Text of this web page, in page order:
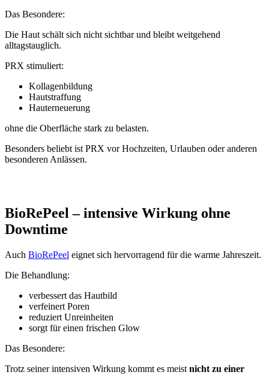
Das Besondere:
Die Haut schält sich nicht sichtbar und bleibt weitgehend
alltagstauglich.
PRX stimuliert:
Kollagenbildung
Hautstraffung
Hauterneuerung
ohne die Oberfläche stark zu belasten.
Besonders beliebt ist PRX vor Hochzeiten, Urlauben oder anderen
besonderen Anlässen.
BioRePeel – intensive Wirkung ohne
Downtime
Auch BioRePeel eignet sich hervorragend für die warme Jahreszeit.
Die Behandlung:
verbessert das Hautbild
verfeinert Poren
reduziert Unreinheiten
sorgt für einen frischen Glow
Das Besondere:
Trotz seiner intensiven Wirkung kommt es meist nicht zu einer